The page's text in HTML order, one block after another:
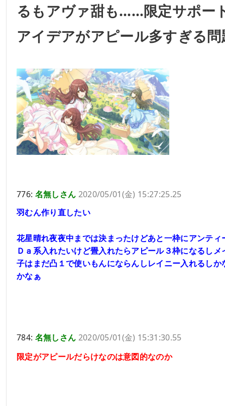
るもアヴァ甜も……限定サポー
アイデアがアピール多すぎる問
776: 名無しさん 2020/05/01(金) 15:27:25.25
羽むん作り直したい
花星晴れ夜夜中までは決まったけどあと一枠にアンティ
Ｄａ系入れたいけど畳入れたらアピール３枠になるしメ
子はまだ凸１で使いもんにならんしレイニー入れるしか
かなぁ
784: 名無しさん 2020/05/01(金) 15:31:30.55
限定がアピールだらけなのは意図的なのか